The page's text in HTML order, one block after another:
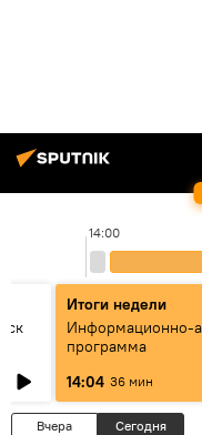
14:00
Итоги недели
Информационно-
программа
14:04 36 мин
Вчера Сегодня